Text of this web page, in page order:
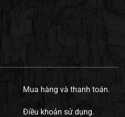
Mua hàng và thanh toán.
Điều khoản sử dụng.